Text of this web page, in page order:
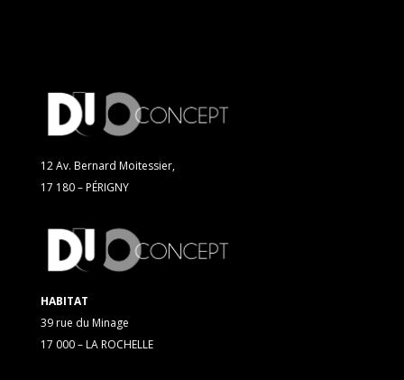
12 Av. Bernard Moitessier,
17 180 – PÉRIGNY
HABITAT
39 rue du Minage
17 000 – LA ROCHELLE